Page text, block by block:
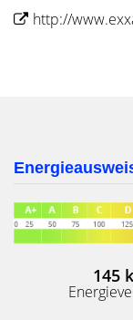
http://
145